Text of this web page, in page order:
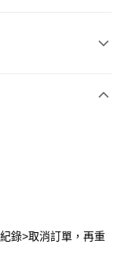
錄>取消訂單，再重